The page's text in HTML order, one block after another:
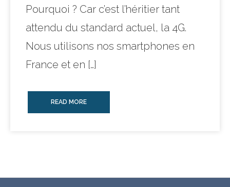
Pourquoi ? Car c’est l’héritier tant
attendu du standard actuel, la 4G.
Nous utilisons nos smartphones en
France et en […]
READ MORE